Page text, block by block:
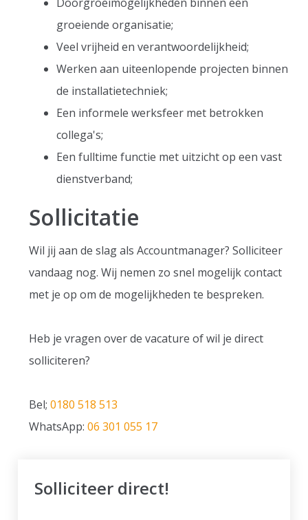
groeiende organisatie;
Veel vrijheid en verantwoordelijkheid;
Werken aan uiteenlopende projecten binnen
de installatietechniek;
Een informele werksfeer met betrokken
collega's;
Een fulltime functie met uitzicht op een vast
dienstverband;
Sollicitatie
Wil jij aan de slag als Accountmanager? Solliciteer
vandaag nog. Wij nemen zo snel mogelijk contact
met je op om de mogelijkheden te bespreken.
Heb je vragen over de vacature of wil je direct
solliciteren?
Bel; 0180 518 513
WhatsApp:06 301 055 17
Solliciteer direct!